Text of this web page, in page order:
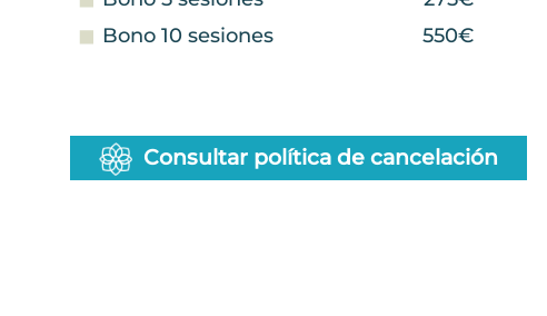
Bono 10 sesiones
550€
Consultar política de cancelación